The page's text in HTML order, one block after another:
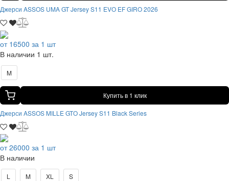
Джерси ASSOS UMA GT Jersey S11 EVO EF GIRO 2026
от 16500 за 1 шт
В наличии 1 шт.
M
Купить в 1 клик
Джерси ASSOS MILLE GTO Jersey S11 Black Series
от 26000 за 1 шт
В наличии
L M XL S